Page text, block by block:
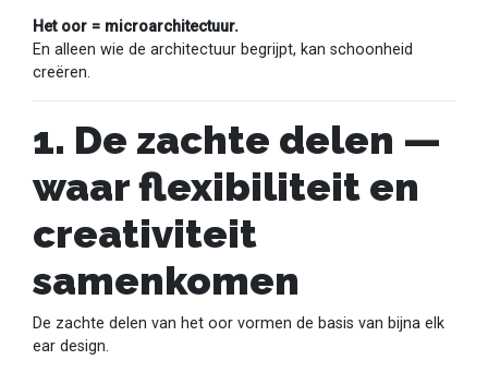
Het oor = microarchitectuur.
En alleen wie de architectuur begrijpt, kan schoonheid
creëren.
1. De zachte delen —
waar flexibiliteit en
creativiteit
samenkomen
De zachte delen van het oor vormen de basis van bijna elk
ear design.